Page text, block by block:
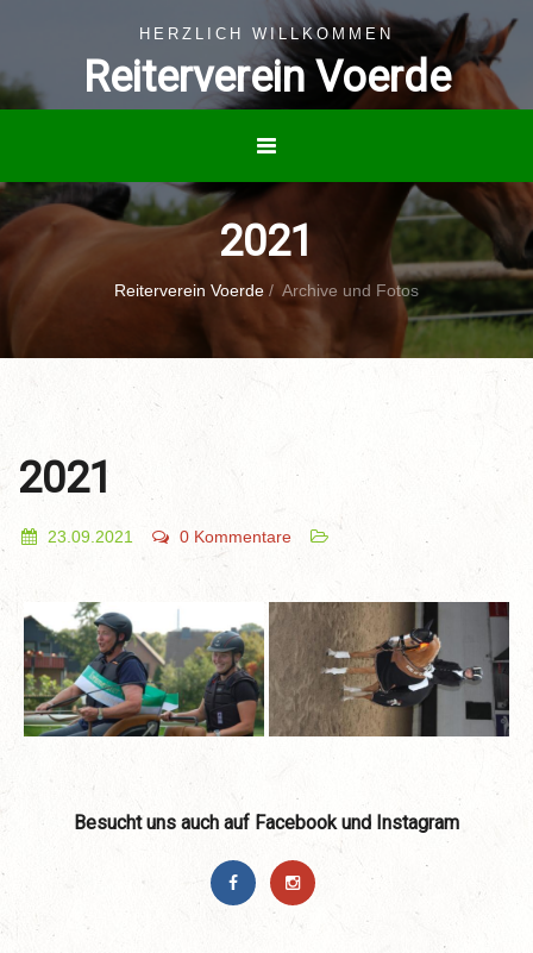
HERZLICH WILLKOMMEN
Reiterverein Voerde
2021
Reiterverein Voerde / Archive und Fotos
2021
23.09.2021 0 Kommentare
Besucht uns auch auf Facebook und Instagram